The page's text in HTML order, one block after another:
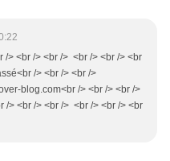
/> <br /> <br /> <br /> <br /> <br
/> <br /> <br />
blog.com<br /> <br /> <br />
/> <br /> <br /> <br /> <br /> <br